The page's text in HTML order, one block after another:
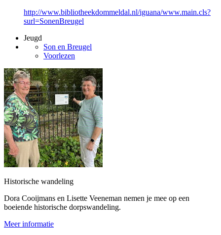
http://www.bibliotheekdommeldal.nl/iguana/www.main.cls?
surl=SonenBreugel
Jeugd
Son en Breugel
Voorlezen
Historische wandeling
Dora Cooijmans en Lisette Veeneman nemen je mee op een
boeiende historische dorpswandeling.
Meer informatie